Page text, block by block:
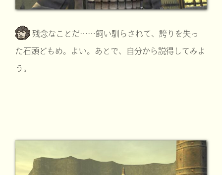
残念なことだ……飼い馴らされて、誇りを失っ
た石頭どもめ。よい。あとで、自分から説得してみよ
う。